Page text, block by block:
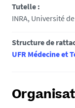
Tutelle :
INRA, Université
Structure de
UFR Médecine et